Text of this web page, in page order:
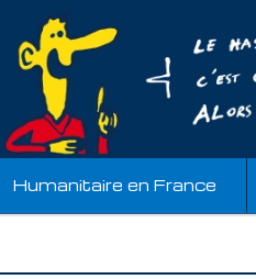
Humanitaire en France